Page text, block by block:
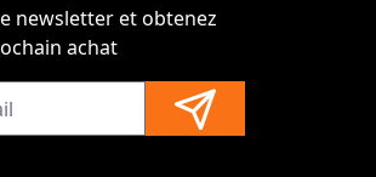
newsletter et obtenez
achat